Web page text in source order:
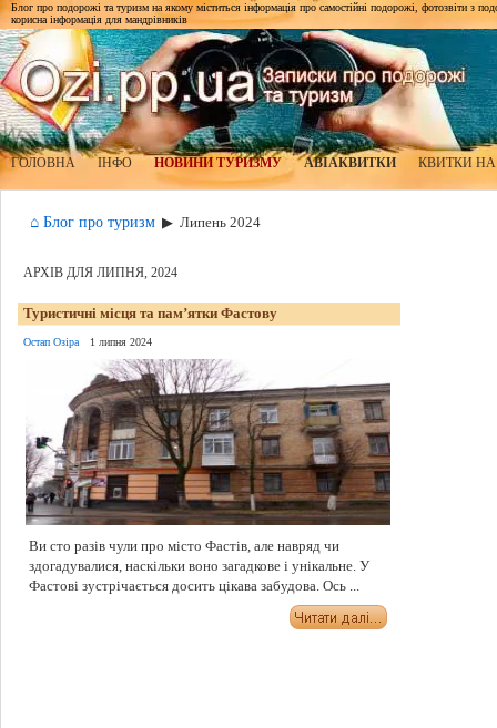
Блог про подорожі та туризм на якому міститься інформація про самостійні подорожі, фотозвіти з
корисна інформація для мандрівників
ГОЛОВНА ІНФО НОВИНИ ТУРИЗМУ АВІАКВИТКИ КВИТКИ
⌂ Блог про туризм ▶ Липень 2024
АРХІВ ДЛЯ ЛИПНЯ, 2024
Туристичні місця та пам’ятки Фастову
Остап Озіра 1 липня 2024
Ви сто разів чули про місто Фастів, але навряд чи
здогадувалися, наскільки воно загадкове і унікальне. У
Фастові зустрічається досить цікава забудова. Ось ...